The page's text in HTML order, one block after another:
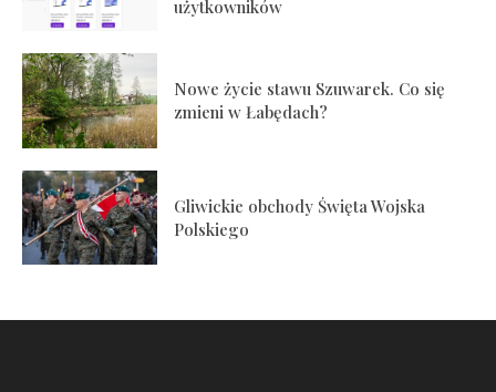
użytkowników
Nowe życie stawu Szuwarek. Co się
zmieni w Łabędach?
Gliwickie obchody Święta Wojska
Polskiego